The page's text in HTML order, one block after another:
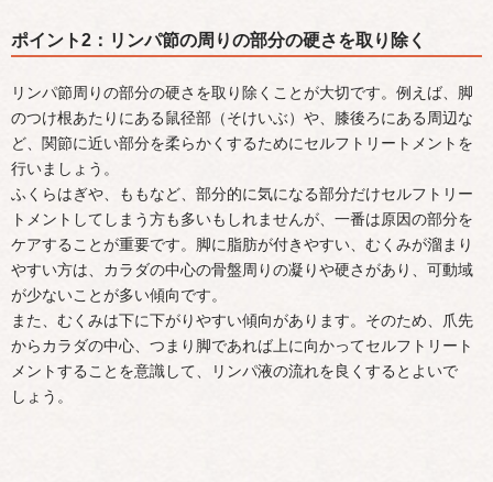
ポイント2：リンパ節の周りの部分の硬さを取り除く
リンパ節周りの部分の硬さを取り除くことが大切です。例えば、脚
のつけ根あたりにある鼠径部（そけいぶ）や、膝後ろにある周辺な
ど、関節に近い部分を柔らかくするためにセルフトリートメントを
行いましょう。
ふくらはぎや、ももなど、部分的に気になる部分だけセルフトリー
トメントしてしまう方も多いもしれませんが、一番は原因の部分を
ケアすることが重要です。脚に脂肪が付きやすい、むくみが溜まり
やすい方は、カラダの中心の骨盤周りの凝りや硬さがあり、可動域
が少ないことが多い傾向です。
また、むくみは下に下がりやすい傾向があります。そのため、爪先
からカラダの中心、つまり脚であれば上に向かってセルフトリート
メントすることを意識して、リンパ液の流れを良くするとよいで
しょう。